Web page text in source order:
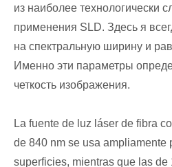
из наиболее технологически
применения SLD. Здесь я
на спектральную ширину и
Именно эти параметры
четкость изображения.
La fuente de luz láser de fibra
de 840 nm se usa ampliamente
superficies, mientras que las de